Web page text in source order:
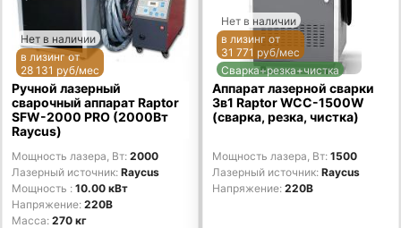
Нет в наличии
в лизинг от
28 131 руб/мес
Ручной лазерный
сварочный аппарат Raptor
SFW-2000 PRO (2000Вт
Raycus)
Мощность лазера, Вт 2000
Лазерный источник Raycus
Мощность
10.00 кВт
Напряжение 220В
Масса 270 кг
Нет в наличии
в лизинг от
31 771 руб/мес
Сварка+резка+чистка
Аппарат лазерной сварки
3в1 Raptor WCC-1500W
(сварка, резка, чистка)
Мощность лазера, Вт 1500
Лазерный источник Raycus
Напряжение 220В